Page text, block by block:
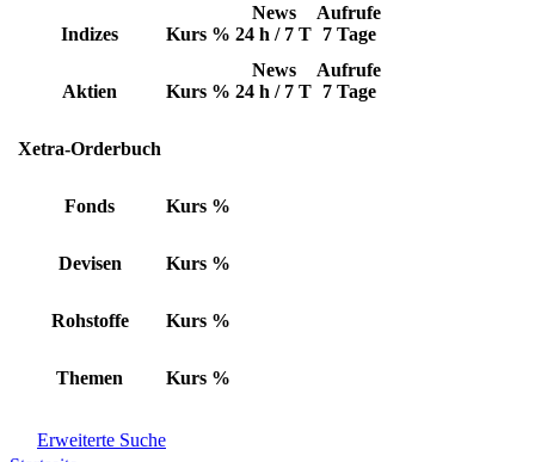
Indizes Kurs %
News
24 h / 7 T
Aufrufe
7 Tage
Aktien Kurs %
News
24 h / 7 T
Aufrufe
7 Tage
Xetra-Orderbuch
Fonds Kurs %
Devisen Kurs %
Rohstoffe Kurs %
Themen Kurs %
Erweiterte Suche